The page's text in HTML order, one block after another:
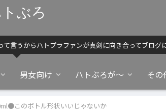
ぶろ
言うからハトプラファンが真剣に向き合ってブログ
男女向け ハトぶろが～ その
このボトル形状いいじゃないか